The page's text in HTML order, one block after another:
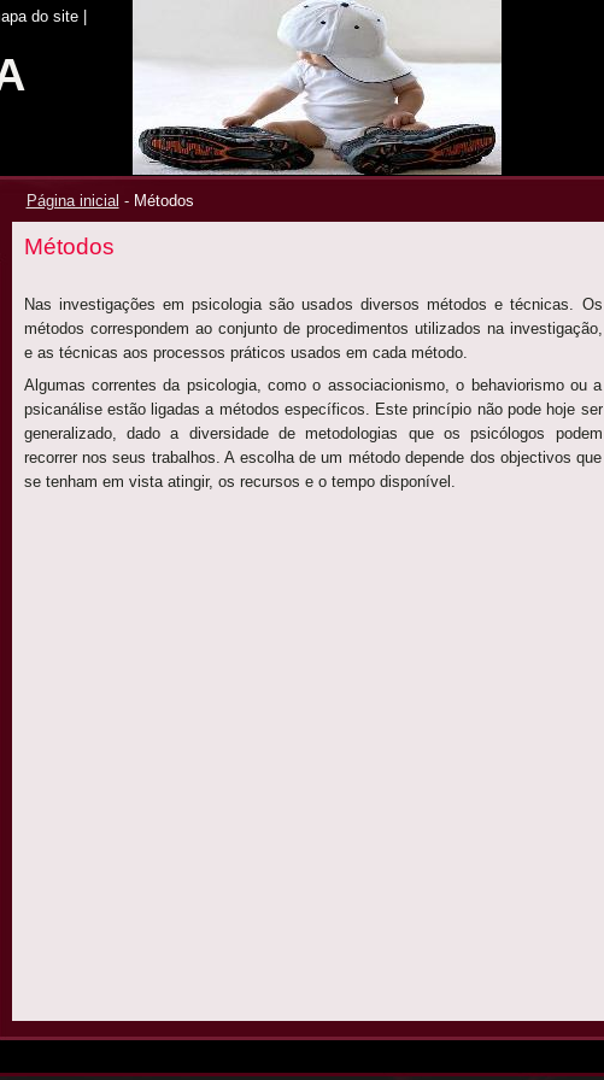
Página inicial - Métodos
Métodos
Nas investigações em psicologia são usados diversos métodos e técnicas. Os
métodos correspondem ao conjunto de procedimentos utilizados na investigação,
e as técnicas aos processos práticos usados em cada método.
Algumas correntes da psicologia, como o associacionismo, o behaviorismo ou a
psicanálise estão ligadas a métodos específicos. Este princípio não pode hoje ser
generalizado, dado a diversidade de metodologias que os psicólogos podem
recorrer nos seus trabalhos. A escolha de um método depende dos objectivos que
se tenham em vista atingir, os recursos e o tempo disponível.
do site